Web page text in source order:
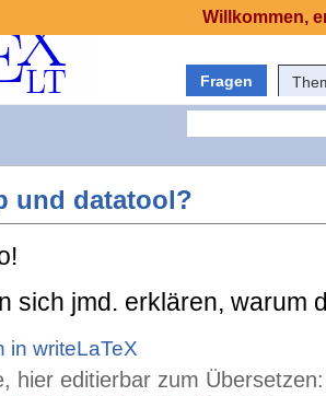
Fragen
und datatool?
sich jmd. erklären, warum
in writeLaTeX
hier editierbar zum Übersetzen:
Willkommen,